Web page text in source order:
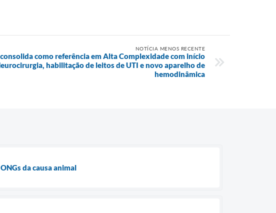
NOTÍCIA MENOS RECENTE
como referência em Alta Complexidade com início
habilitação de leitos de UTI e novo aparelho de
hemodinâmica
da causa animal